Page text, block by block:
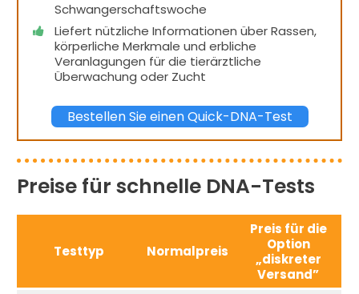
Schwangerschaftswoche
Liefert nützliche Informationen über Rassen,
körperliche Merkmale und erbliche
Veranlagungen für die tierärztliche
Überwachung oder Zucht
Bestellen Sie einen Quick-DNA-Test
Preise für schnelle DNA-Tests
Testtyp Normalpreis
Preis für die
Option
„diskreter
Versand”